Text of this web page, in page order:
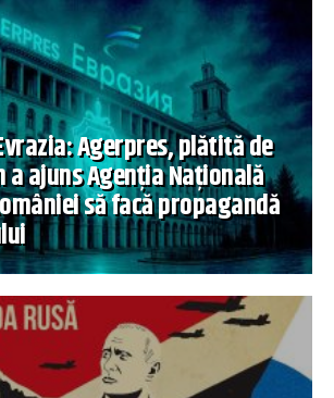
Agerpres, plătită de
a ajuns Agenția Națională
să facă propagandă